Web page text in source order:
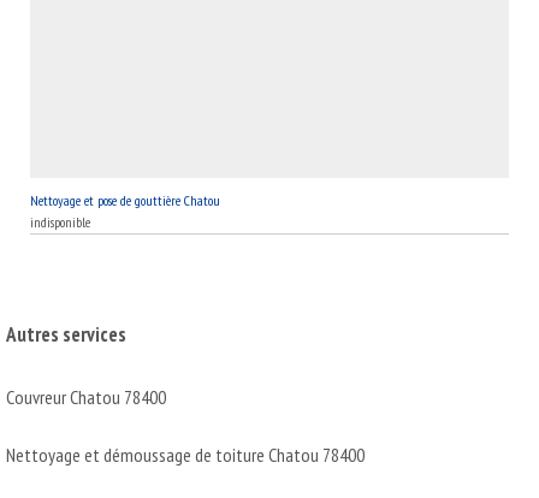
Nettoyage et pose de gouttière Chatou
indisponible
Autres services
Couvreur Chatou 78400
Nettoyage et démoussage de toiture Chatou 78400